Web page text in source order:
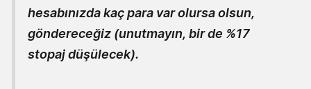
hesabınızda kaç para var olursa olsun,
göndereceğiz (unutmayın, bir de %17
stopaj düşülecek).